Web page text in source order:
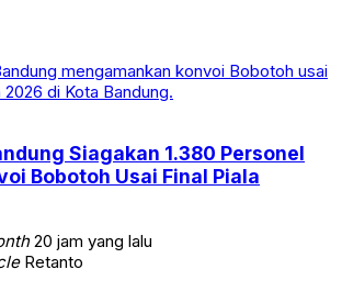
Siagakan 1.380 Personel
Bobotoh Usai Final Piala
20 jam yang lalu
Retanto